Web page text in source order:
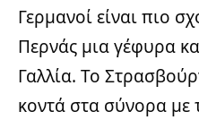
Γερμανοί είναι πιο
Περνάς μια γέφυρα
Γαλλία. Το
κοντά στα σύνορα με